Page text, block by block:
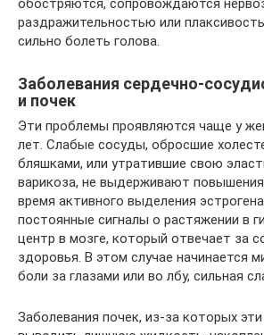
раздражительностью или
сильно болеть голова.
Заболевания сердечно-
и почек
Эти проблемы проявляются чаще у
лет. Слабые сосуды, обросшие
бляшками, или утратившие свою
варикоза, не выдерживают
время активного выделения
постоянные сигналы о растяжении в
центр в мозге, который отвечает за
здоровья. В этом случае начинается
боли за глазами или во лбу, сильная
Заболевания почек, из-за которых